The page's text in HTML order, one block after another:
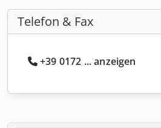
Telefon & Fax
+39 0172 ... anzeigen